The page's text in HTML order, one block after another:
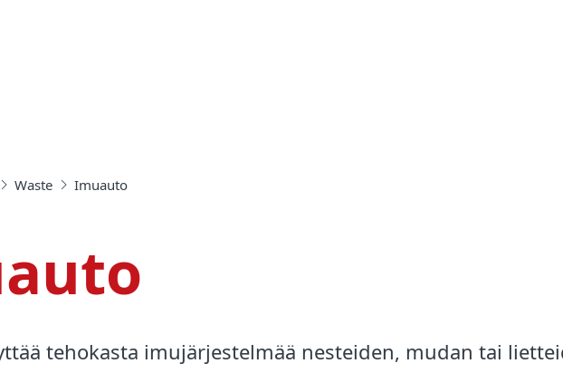
Waste Imuauto
tehokasta imujärjestelmää nesteiden, mudan tai